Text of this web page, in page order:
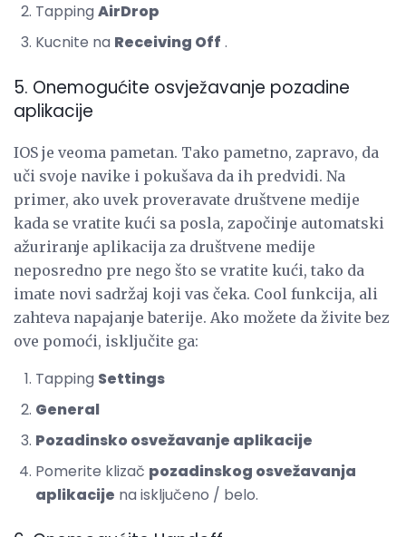
Tapping AirDrop
Kucnite na Receiving Off .
5. Onemogućite osvježavanje pozadine
aplikacije
IOS je veoma pametan. Tako pametno, zapravo, da
uči svoje navike i pokušava da ih predvidi. Na
primer, ako uvek proveravate društvene medije
kada se vratite kući sa posla, započinje automatski
ažuriranje aplikacija za društvene medije
neposredno pre nego što se vratite kući, tako da
imate novi sadržaj koji vas čeka. Cool funkcija, ali
zahteva napajanje baterije. Ako možete da živite bez
ove pomoći, isključite ga:
Tapping Settings
General
Pozadinsko osvežavanje aplikacije
Pomerite klizač pozadinskog osvežavanja
aplikacije na isključeno / belo.